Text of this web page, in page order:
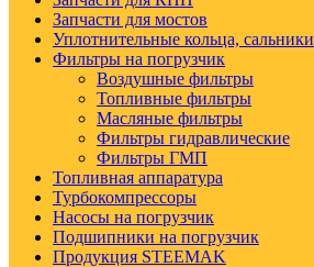
Запчасти для мостов
Уплотнительные кольца, сальники
Фильтры на погрузчик
Воздушные фильтры
Топливные фильтры
Масляные фильтры
Фильтры гидравлические
Фильтры ГМП
Топливная аппаратура
Турбокомпрессоры
Насосы на погрузчик
Подшипники на погрузчик
Продукция STEEMAK